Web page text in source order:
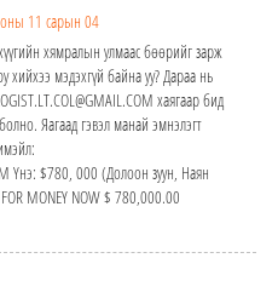
11 сарын 04
хямралын улмаас бөөрийг зарж
мэдэхгүй байна уу? Дараа нь
хаягаар бид
Яагаад гэвэл манай эмнэлэгт
Yнэ: $780, 000 (Долоон зуун, Наян
FOR MONEY NOW $ 780,000.00